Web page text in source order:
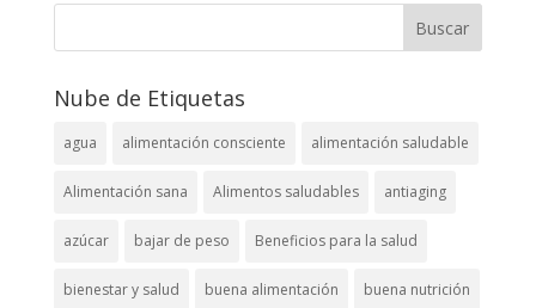
Nube de Etiquetas
agua alimentación consciente alimentación saludable
Alimentación sana Alimentos saludables antiaging
azúcar bajar de peso Beneficios para la salud
bienestar y salud buena alimentación buena nutrición